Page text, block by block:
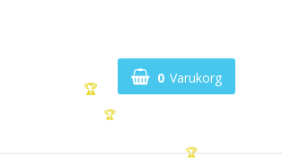
0 Varukorg
🏆
🏆
🏆